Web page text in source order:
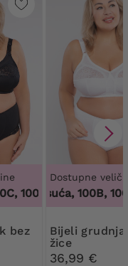
100H, 100I, 100J,
100DD, 100F,
Dostupne
100 tisuća, 100B, 100C,
Bijeli grudnjak bez
žice
36,99 €